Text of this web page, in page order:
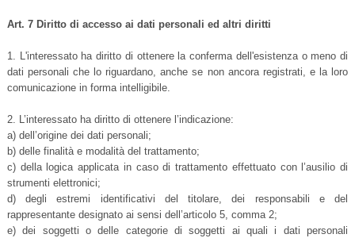
Art. 7 Diritto di accesso ai dati personali ed altri diritti
1. L'interessato ha diritto di ottenere la conferma dell'esistenza o meno di
dati personali che lo riguardano, anche se non ancora registrati, e la loro
comunicazione in forma intelligibile.
2. L’interessato ha diritto di ottenere l’indicazione:
a) dell’origine dei dati personali;
b) delle finalità e modalità del trattamento;
c) della logica applicata in caso di trattamento effettuato con l’ausilio di
strumenti elettronici;
d) degli estremi identificativi del titolare, dei responsabili e del
rappresentante designato ai sensi dell’articolo 5, comma 2;
e) dei soggetti o delle categorie di soggetti ai quali i dati personali